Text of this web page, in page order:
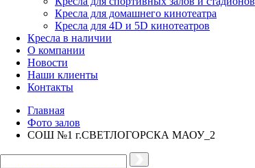
Кресла для домашнего кинотеатра
Кресла для 4D и 5D кинотеатров
Кресла в наличии
О компании
Новости
Наши клиенты
Контакты
Главная
Фото залов
СОШ №1 г.СВЕТЛОГОРСКА МАОУ_2